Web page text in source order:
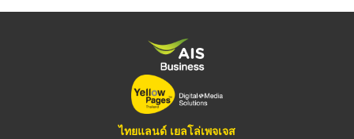
ไทยแลนด์ เยลโล่เพจเจส